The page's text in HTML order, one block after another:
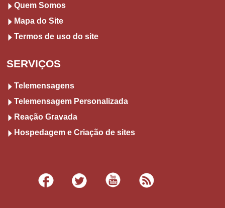
Quem Somos
Mapa do Site
Termos de uso do site
SERVIÇOS
Telemensagens
Telemensagem Personalizada
Reação Gravada
Hospedagem e Criação de sites